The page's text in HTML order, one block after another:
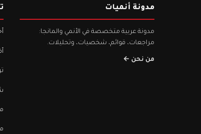
مدونة أنميات
مدونة عربية متخصصة في الأنمي والمانجا:
مراجعات، قوائم، شخصيات، وتحليلات.
من نحن ←